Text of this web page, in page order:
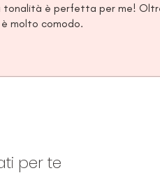
tonalità è perfetta per me!
molto comodo.
per te